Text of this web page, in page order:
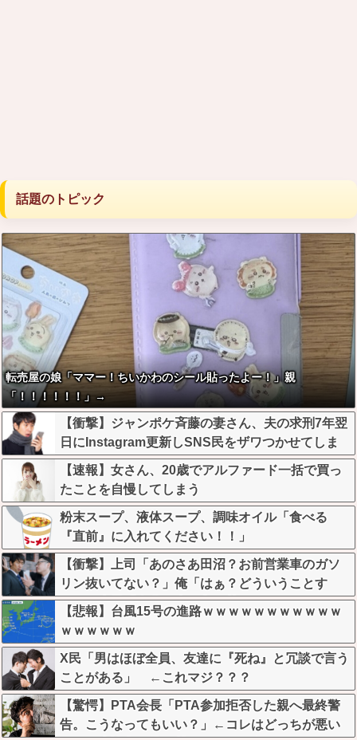
話題のトピック
転売屋の娘「ママー！ちいかわのシール貼ったよー！」親
「！！！！！！」→
【衝撃】ジャンポケ斉藤の妻さん、夫の求刑7年翌
日にInstagram更新しSNS民をザワつかせてしま
う…
【速報】女さん、20歳でアルファード一括で買っ
たことを自慢してしまう
粉末スープ、液体スープ、調味オイル「食べる
『直前』に入れてください！！」
【衝撃】上司「あのさあ田沼？お前営業車のガソ
リン抜いてない？」俺「はぁ？どういうことす
か？」上司「自分の車に入れ替えたりしてな
い？？」←これw w w w w w
【悲報】台風15号の進路ｗｗｗｗｗｗｗｗｗｗｗ
ｗｗｗｗｗｗ
X民「男はほぼ全員、友達に『死ね』と冗談で言う
ことがある」 ←これマジ？？？
【驚愕】PTA会長「PTA参加拒否した親へ最終警
告。こうなってもいい？」←コレはどっちが悪い